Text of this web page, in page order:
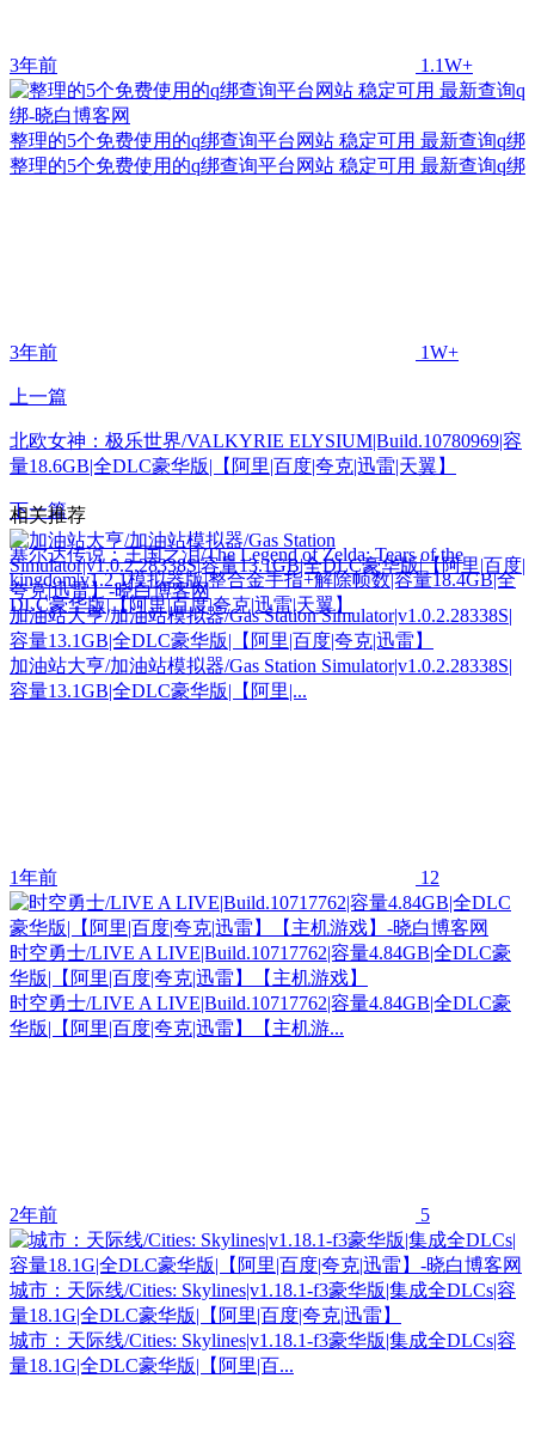
3年前 1.1W+
整理的5个免费使用的q绑查询平台网站 稳定可用 最新查询q绑
整理的5个免费使用的q绑查询平台网站 稳定可用 最新查询q绑
3年前 1W+
上一篇
北欧女神：极乐世界/VALKYRIE ELYSIUM|Build.10780969|容
量18.6GB|全DLC豪华版|【阿里|百度|夸克|迅雷|天翼】
下一篇
塞尔达传说：王国之泪/The Legend of Zelda: Tears of the
kingdom|v1.2.1模拟器版|整合金手指+解除帧数|容量18.4GB|全
DLC豪华版|【阿里|百度|夸克|迅雷|天翼】
相关推荐
加油站大亨/加油站模拟器/Gas Station Simulator|v1.0.2.28338S|
容量13.1GB|全DLC豪华版|【阿里|百度|夸克|迅雷】
加油站大亨/加油站模拟器/Gas Station Simulator|v1.0.2.28338S|
容量13.1GB|全DLC豪华版|【阿里|...
1年前 12
时空勇士/LIVE A LIVE|Build.10717762|容量4.84GB|全DLC豪
华版|【阿里|百度|夸克|迅雷】【主机游戏】
时空勇士/LIVE A LIVE|Build.10717762|容量4.84GB|全DLC豪
华版|【阿里|百度|夸克|迅雷】【主机游...
2年前 5
城市：天际线/Cities: Skylines|v1.18.1-f3豪华版|集成全DLCs|容
量18.1G|全DLC豪华版|【阿里|百度|夸克|迅雷】
城市：天际线/Cities: Skylines|v1.18.1-f3豪华版|集成全DLCs|容
量18.1G|全DLC豪华版|【阿里|百...